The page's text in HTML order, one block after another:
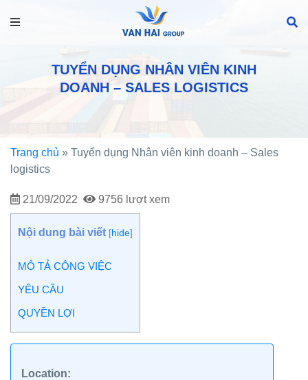
TUYỂN DỤNG NHÂN VIÊN KINH
DOANH – SALES LOGISTICS
Trang chủ » Tuyển dụng Nhân viên kinh doanh – Sales
logistics
21/09/2022 9756 lượt xem
Nội dung bài viết [hide]
MÔ TẢ CÔNG VIỆC
YÊU CẦU
QUYỀN LỢI
Location: